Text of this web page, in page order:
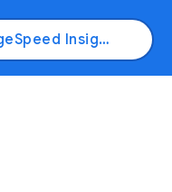
Testar um site com o PageSpeed Insights